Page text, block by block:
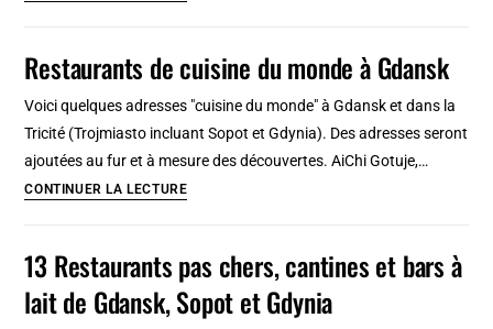
chers
à
Gdansk
:
Bon
et
localisation
Restaurants de cuisine du monde à Gdansk
Voici quelques adresses "cuisine du monde" à Gdansk et dans la
Tricité (Trojmiasto incluant Sopot et Gdynia). Des adresses seront
ajoutées au fur et à mesure des découvertes. AiChi Gotuje,…
CONTINUER LA LECTURERestaurants
du
monde
13 Restaurants pas chers, cantines et bars à
lait de Gdansk, Sopot et Gdynia